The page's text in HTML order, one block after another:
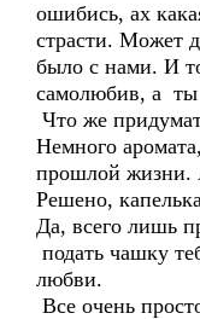
ошибись, ах
страсти. Может
было с нами. И
самолюбив, а ты
Что же
Немного
прошлой жизни.
Решено,
Да, всего лишь
подать чашку
любви.
Все очень